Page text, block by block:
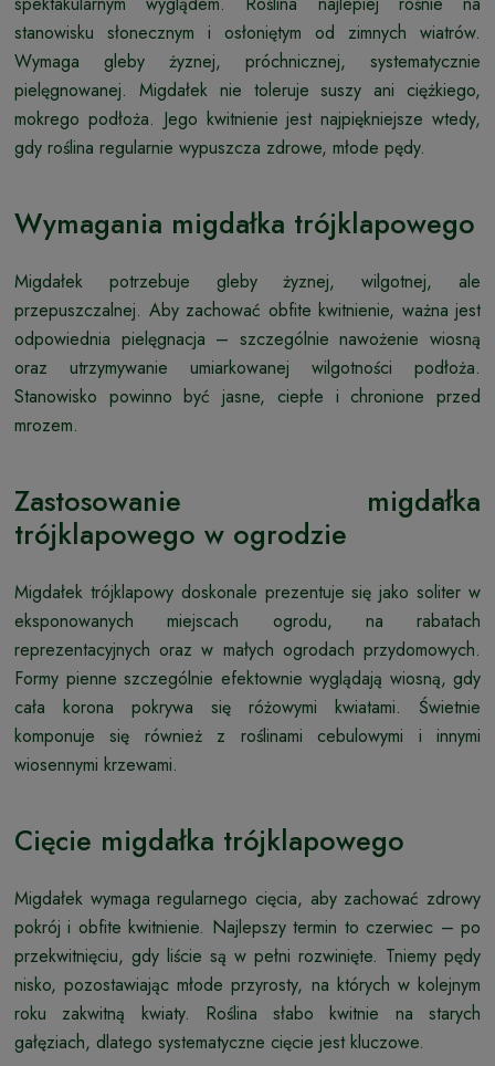
stanowisku słonecznym i osłoniętym od zimnych wiatrów.
Wymaga gleby żyznej, próchnicznej, systematycznie
pielęgnowanej. Migdałek nie toleruje suszy ani ciężkiego,
mokrego podłoża. Jego kwitnienie jest najpiękniejsze wtedy,
gdy roślina regularnie wypuszcza zdrowe, młode pędy.
Wymagania migdałka trójklapowego
Migdałek potrzebuje gleby żyznej, wilgotnej, ale
przepuszczalnej. Aby zachować obfite kwitnienie, ważna jest
odpowiednia pielęgnacja – szczególnie nawożenie wiosną
oraz utrzymywanie umiarkowanej wilgotności podłoża.
Stanowisko powinno być jasne, ciepłe i chronione przed
mrozem.
Zastosowanie migdałka
trójklapowego w ogrodzie
Migdałek trójklapowy doskonale prezentuje się jako soliter w
eksponowanych miejscach ogrodu, na rabatach
reprezentacyjnych oraz w małych ogrodach przydomowych.
Formy pienne szczególnie efektownie wyglądają wiosną, gdy
cała korona pokrywa się różowymi kwiatami. Świetnie
komponuje się również z roślinami cebulowymi i innymi
wiosennymi krzewami.
Cięcie migdałka trójklapowego
Migdałek wymaga regularnego cięcia, aby zachować zdrowy
pokrój i obfite kwitnienie. Najlepszy termin to czerwiec – po
przekwitnięciu, gdy liście są w pełni rozwinięte. Tniemy pędy
nisko, pozostawiając młode przyrosty, na których w kolejnym
roku zakwitną kwiaty. Roślina słabo kwitnie na starych
gałęziach, dlatego systematyczne cięcie jest kluczowe.